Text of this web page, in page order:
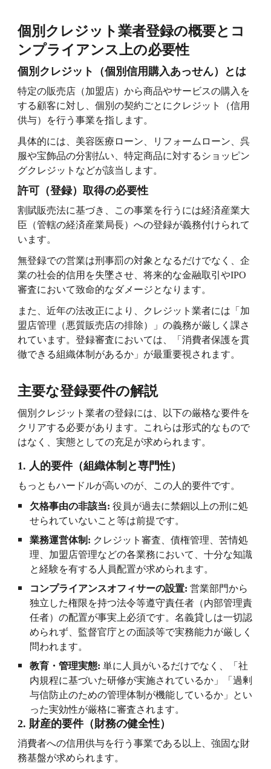
個別クレジット業者登録の概要とコ
ンプライアンス上の必要性
個別クレジット（個別信用購入あっせん）とは
特定の販売店（加盟店）から商品やサービスの購入を
する顧客に対し、個別の契約ごとにクレジット（信用
供与）を行う事業を指します。
具体的には、美容医療ローン、リフォームローン、呉
服や宝飾品の分割払い、特定商品に対するショッピン
グクレジットなどが該当します。
許可（登録）取得の必要性
割賦販売法に基づき、この事業を行うには経済産業大
臣（管轄の経済産業局長）への登録が義務付けられて
います。
無登録での営業は刑事罰の対象となるだけでなく、企
業の社会的信用を失墜させ、将来的な金融取引やIPO
審査において致命的なダメージとなります。
また、近年の法改正により、クレジット業者には「加
盟店管理（悪質販売店の排除）」の義務が厳しく課さ
れています。登録審査においては、「消費者保護を貫
徹できる組織体制があるか」が最重要視されます。
主要な登録要件の解説
個別クレジット業者の登録には、以下の厳格な要件を
クリアする必要があります。これらは形式的なもので
はなく、実態としての充足が求められます。
1. 人的要件（組織体制と専門性）
もっともハードルが高いのが、この人的要件です。
欠格事由の非該当: 役員が過去に禁錮以上の刑に処
せられていないこと等は前提です。
業務運営体制 : クレジット審査、債権管理、苦情処
理、加盟店管理などの各業務において、十分な知識
と経験を有する人員配置が求められます。
コンプライアンスオフィサーの設置: 営業部門から
独立した権限を持つ法令等遵守責任者（内部管理責
任者）の配置が事実上必須です。名義貸しは一切認
められず、監督官庁との面談等で実務能力が厳しく
問われます。
教育・管理実態: 単に人員がいるだけでなく、「社
内規程に基づいた研修が実施されているか」「過剰
与信防止のための管理体制が機能しているか」とい
った実効性が厳格に審査されます。
2. 財産的要件（財務の健全性）
消費者への信用供与を行う事業である以上、強固な財
務基盤が求められます。